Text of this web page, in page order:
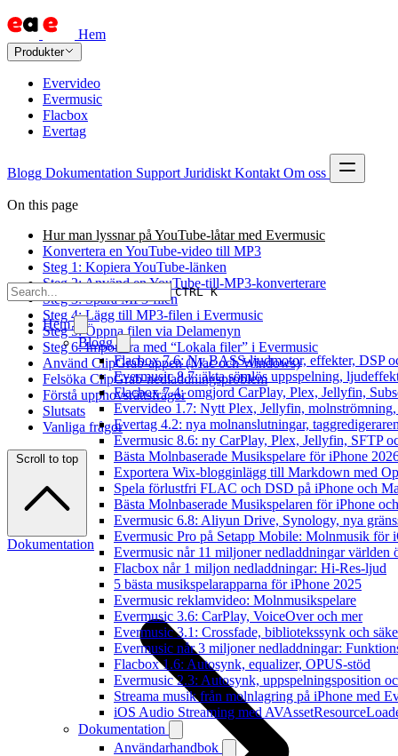
Hem
Produkter
Evervideo
Evermusic
Flacbox
Evertag
Blogg Dokumentation Support Juridiskt Kontakt Om oss
CTRL K
Hem
Blogg
Flacbox 7.6: Ny BASS-ljudmotor, effekter, DSP
Evermusic 8.7: äkta sömlös uppspelning,
Flacbox 7.4: omgjord CarPlay, Plex, Jellyfin,
Evervideo 1.7: Nytt Plex, Jellyfin, molnströmning,
Evertag 4.2: nya molnanslutningar,
Evermusic 8.6: ny CarPlay, Plex, Jellyfin, SFTP
Bästa Molnbaserade Musikspelare för iPhone
Exportera Wix-blogginlägg till Markdown med
Spela förlustfri FLAC och DSD på iPhone och
Bästa Molnbaserade Musikspelaren för iPhone
Evermusic 6.8: Aliyun Drive, Synology, nya
Evermusic Pro på Setapp Mobile: Molnmusik för
Evermusic når 11 miljoner nedladdningar världen
Flacbox når 1 miljon nedladdningar: Hi-Res-ljud
5 bästa musikspelarapparna för iPhone 2025
Evermusic reklamvideo: Molnmusikspelare
Evermusic 3.6: CarPlay, VoiceOver och mer
Evermusic 3.1: Crossfade, bibliotekssynk och
Evermusic når 3 miljoner nedladdningar:
Flacbox 1.6: Autosynk, equalizer, OPUS-stöd
Evermusic 2.3: Autosynk, uppspelningsposition
Streama musik från molnlagring på iPhone med
iOS Audio Streaming med
Dokumentation
Användarhandbok
On this page
Hur man lyssnar på YouTube-låtar med Evermusic
Konvertera en YouTube-video till MP3
Steg 1: Kopiera YouTube-länken
Steg 2: Använd en YouTube-till-MP3-konverterare
Steg 3: Spara MP3-filen
Steg 4: Lägg till MP3-filen i Evermusic
Steg 5: Öppna filen via Delamenyn
Steg 6: Importera med “Lokala filer” i Evermusic
Använd ClipGrab-appen (Mac och Windows)
Felsöka ClipGrab-nedladdningsproblem
Förstå upphovsrättsfrågor
Slutsats
Vanliga frågor
Scroll to top
Dokumentation